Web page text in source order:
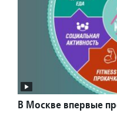
В Москве впервые